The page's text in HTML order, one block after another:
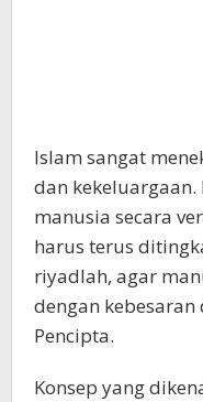
Islam sangat
dan
manusia secara
harus terus
riyadlah, agar
dengan kebesaran
Pencipta.
Konsep yang